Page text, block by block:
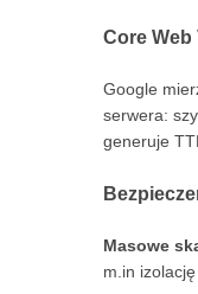
Core
Google
serwera:
generuje
Masowe
m.in